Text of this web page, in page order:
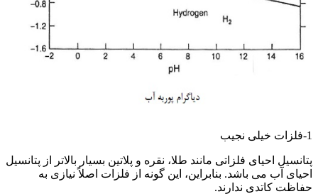
1-فلزات خیلی نجیب
پتانسیل احیای فلزاتی مانند طلا، نقره و پلاتین بسیار بالاتر از پتانسیل
احیای آب می باشد. بنابراین، این گونه از فلزات اصلاً نیازی به
حفاظت کاتدی ندارند.